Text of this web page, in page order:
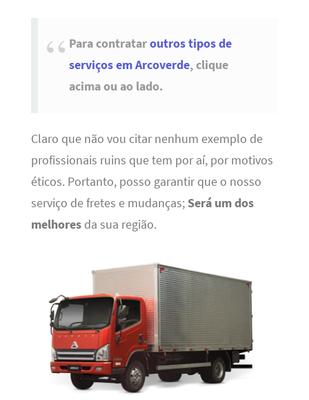
Para contrataroutros tipos de
serviços em Arcoverde, clique
acima ou ao lado.
Claro que não vou citar nenhum exemplo de
profissionais ruins que tem por aí, por motivos
éticos. Portanto, posso garantir que o nosso
serviço de fretes e mudanças; Será um dos
melhoresda sua região.